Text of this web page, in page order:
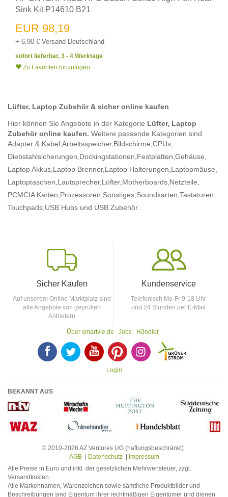
Sink Kit P14610 B21
EUR 98,19
+ 6,90 € Versand Deutschland
sofort lieferbar, 3 - 4 Werktage
Zu Favoriten hinzufügen
Lüfter, Laptop Zubehör & sicher online kaufen
Hier können Sie Angebote in der Kategorie Lüfter, Laptop
Zubehör online kaufen. Weitere passende Kategorien sind
Adapter & Kabel, Arbeitsspeicher, Bildschirme, CPUs,
Diebstahlsicherungen, Dockingstationen, Festplatten, Gehäuse,
Laptop Akkus, Laptop Brenner, Laptop Halterungen, Laptopmäuse,
Laptoptaschen, Lautsprecher, Lüfter, Motherboards, Netzteile,
PCMCIA Karten, Prozessoren, Sonstiges, Soundkarten, Tastaturen,
Touchpads, USB Hubs und USB Zubehör.
Sicher Kaufen
Auf unserem Online Marktplatz sind
alle Angebote von geprüften
Anbietern
Kundenservice
Telefonisch Mo-Fr 9-18 Uhr
und 24 Stunden per E-Mail
Über smartvie.de Jobs Händler
F T Y p
Login
BEKANNT AUS
© 2010-2026 AZ Ventures UG (haftungsbeschränkt)
AGB| Datenschutz|
Impressum
Alle Preise in Euro und inkl. der gesetzlichen Mehrwertsteuer, zzgl.
Versandkosten.
Alle Markennamen, Warenzeichen sowie sämtliche Produktbilder und
Beschreibungen sind Eigentum ihrer rechtmäßigen Eigentümer und dienen